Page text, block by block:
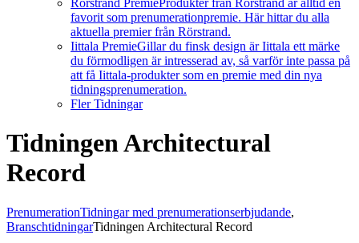
Rörstrand PremieProdukter från Rörstrand är alltid en
favorit som prenumerationpremie. Här hittar du alla
aktuella premier från Rörstrand.
Iittala PremieGillar du finsk design är Iittala ett märke
du förmodligen är intresserad av, så varför inte passa på
att få Iittala-produkter som en premie med din nya
tidningsprenumeration.
Fler Tidningar
Tidningen Architectural
Record
PrenumerationTidningar med prenumerationserbjudande,
BranschtidningarTidningen Architectural Record